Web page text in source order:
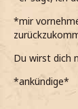
*mir
Du wirst dich
*ankündige*